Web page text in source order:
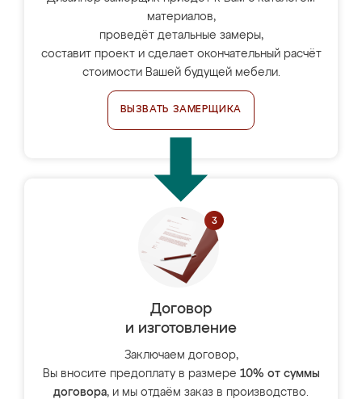
материалов,
проведёт детальные замеры,
составит проект и сделает окончательный расчёт
стоимости Вашей будущей мебели.
ВЫЗВАТЬ ЗАМЕРЩИКА
Договор
и изготовление
Заключаем договор,
Вы вносите предоплату в размере 10% от суммы
договора, и мы отдаём заказ в производство.